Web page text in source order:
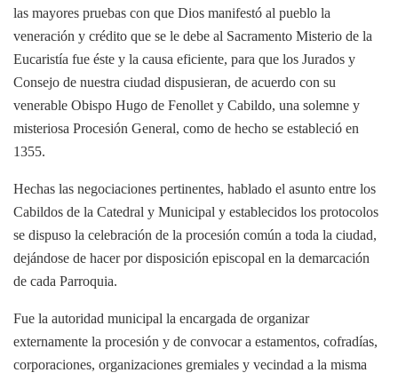
las mayores pruebas con que Dios manifestó al pueblo la
veneración y crédito que se le debe al Sacramento Misterio de la
Eucaristía fue éste y la causa eficiente, para que los Jurados y
Consejo de nuestra ciudad dispusieran, de acuerdo con su
venerable Obispo Hugo de Fenollet y Cabildo, una solemne y
misteriosa Procesión General, como de hecho se estableció en
1355.
Hechas las negociaciones pertinentes, hablado el asunto entre los
Cabildos de la Catedral y Municipal y establecidos los protocolos
se dispuso la celebración de la procesión común a toda la ciudad,
dejándose de hacer por disposición episcopal en la demarcación
de cada Parroquia.
Fue la autoridad municipal la encargada de organizar
externamente la procesión y de convocar a estamentos, cofradías,
corporaciones, organizaciones gremiales y vecindad a la misma